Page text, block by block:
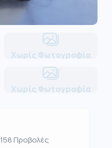
Χωρίς Φωτογραφία
Χωρίς Φωτογραφία
158 Προβολές